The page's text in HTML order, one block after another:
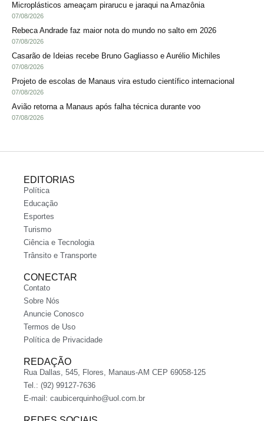
Microplásticos ameaçam pirarucu e jaraqui na Amazônia
07/08/2026
Rebeca Andrade faz maior nota do mundo no salto em 2026
07/08/2026
Casarão de Ideias recebe Bruno Gagliasso e Aurélio Michiles
07/08/2026
Projeto de escolas de Manaus vira estudo científico internacional
07/08/2026
Avião retorna a Manaus após falha técnica durante voo
07/08/2026
EDITORIAS
Política
Educação
Esportes
Turismo
Ciência e Tecnologia
Trânsito e Transporte
CONECTAR
Contato
Sobre Nós
Anuncie Conosco
Termos de Uso
Política de Privacidade
REDAÇÃO
Rua Dallas, 545, Flores, Manaus-AM CEP 69058-125
Tel.: (92) 99127-7636
E-mail: caubicerquinho@uol.com.br